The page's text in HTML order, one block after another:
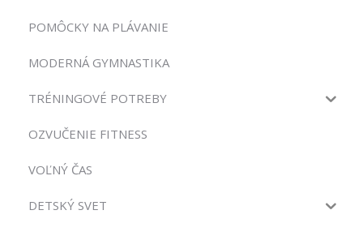
POMÔCKY NA PLÁVANIE
MODERNÁ GYMNASTIKA
TRÉNINGOVÉ POTREBY
OZVUČENIE FITNESS
VOĽNÝ ČAS
DETSKÝ SVET